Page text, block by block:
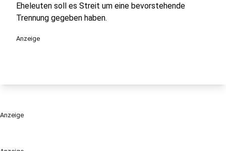
Eheleuten soll es Streit um eine bevorstehende
Trennung gegeben haben.
Anzeige
Anzeige